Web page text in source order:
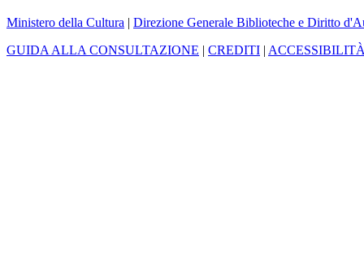
Ministero della Cultura | Direzione Generale Biblioteche e Diritto
GUIDA ALLA CONSULTAZIONE | CREDITI |